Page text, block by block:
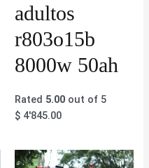
adultos
r803o15b
8000w 50ah
Rated 5.00out of 5
$4'845.00